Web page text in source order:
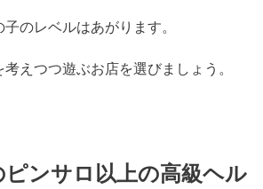
のレベルはあがります。
考えつつ遊ぶお店を選びましょう。
ンサロ以上の高級ヘル